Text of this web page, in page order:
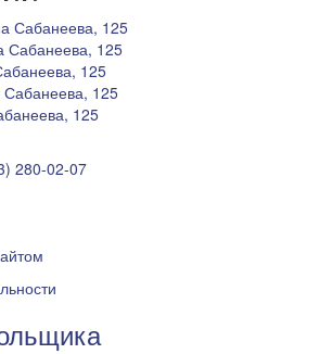
Сабанеева, 125
Сабанеева, 125
125
125
125
280-02-07